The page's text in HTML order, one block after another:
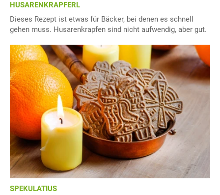
HUSARENKRAPFERL
Dieses Rezept ist etwas für Bäcker, bei denen es schnell
gehen muss. Husarenkrapfen sind nicht aufwendig, aber gut.
SPEKULATIUS